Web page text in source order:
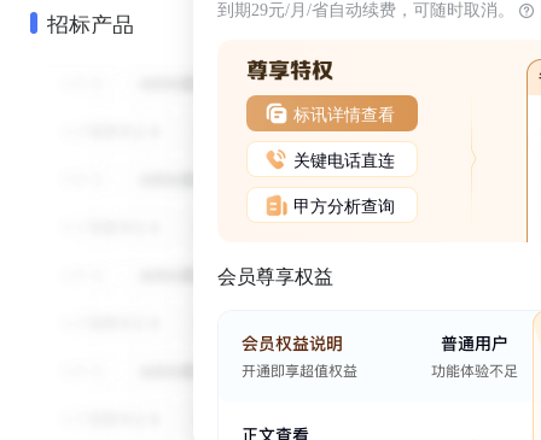
招标产品 到期29元/月/省自动续费，可随时取消。
标讯详情查看
关键电话直连
甲方分析查询
会员尊享权益